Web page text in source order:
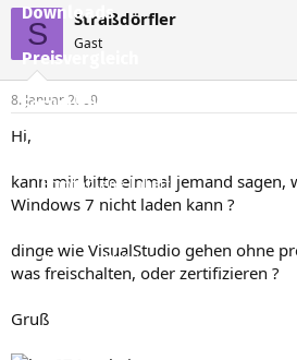
Downloads
Preisvergleich
Forum
Aktuelles
Empfohlene Inhalte
Neueste Aktivitäten
s
t
e
e
s
t
S Straßdörfler
Gast
8. Januar 2009
Hi,
kann mir bitte einmal jemand sagen,
Windows 7 nicht laden kann ?
dinge wie VisualStudio gehen ohne
was freischalten, oder zertifizieren ?
Gruß